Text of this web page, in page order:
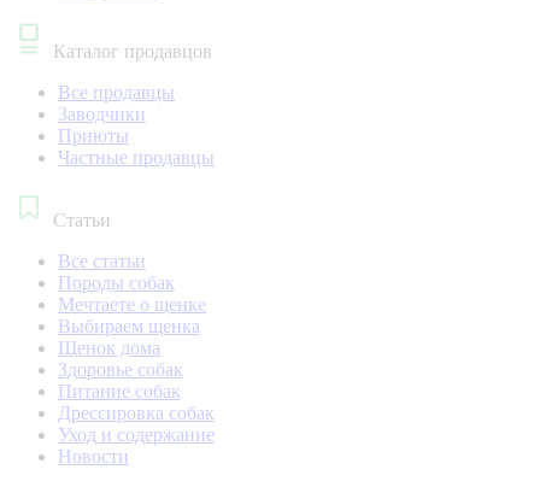
Каталог продавцов
Все продавцы
Заводчики
Приюты
Частные продавцы
Статьи
Все статьи
Породы собак
Мечтаете о щенке
Выбираем щенка
Щенок дома
Здоровье собак
Питание собак
Дрессировка собак
Уход и содержание
Новости